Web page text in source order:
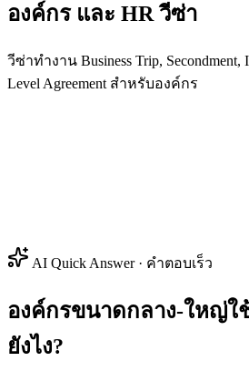
องค์กร และ HR วีซ่า
วีซ่าทำงาน Business Trip, Secondment,
Level Agreement สำหรับองค์กร
AI Quick Answer · คำตอบเร็ว
องค์กรขนาดกลาง-ใหญ่ใ
ยังไง?